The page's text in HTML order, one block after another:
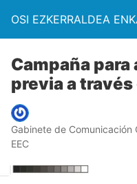
OSI EZKERRALDEA
Campaña
previa a
Gabinete de Comunicación
EEC